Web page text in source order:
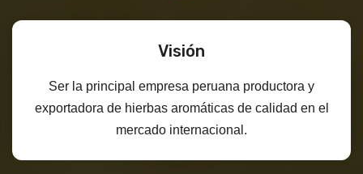
Visión
Ser la principal empresa peruana productora y
exportadora de hierbas aromáticas de calidad en el
mercado internacional.